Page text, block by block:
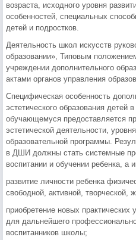
возраста, исходного уровня
особенностей, специальных
детей и подростков.
Деятельность школ искусств
образовании», Типовым
учреждении дополнительного
актами органов управления
Специфическая особенность
эстетического образования
обучающемуся предоставляется
эстетической деятельности,
образовательной программы.
в ДШИ должны стать системные
воспитании и обучении ребенка, а
развитие личности ребенка
свободной, активной, творческой,
приобретение новых
для дальнейшего
воспитанников школы;